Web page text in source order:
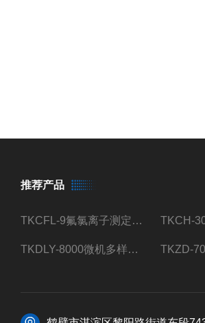
推荐产品
TKCFL-9氟氯离子测定仪自动煤质检测
TKDLY-8000微机多样测硫仪自动定硫仪化验室硫含量测定